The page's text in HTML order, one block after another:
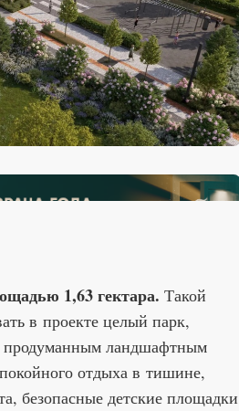
1,63 гектара. Такой
в проекте целый парк,
ландшафтным
отдыха в тишине,
безопасные детские площадки